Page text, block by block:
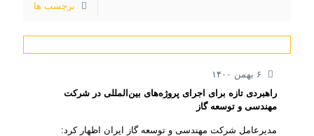
برچسب ها
۶ بهمن ۱۴۰۰
راهبردی تازه برای اجرای پروژه‌های بین‌المللی در شرکت
مهندسی و توسعه گاز
مدیرعامل شرکت مهندسی و توسعه گاز ایران اظهار کرد: